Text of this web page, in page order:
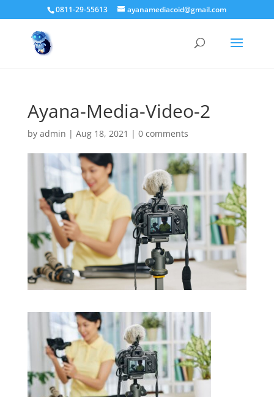
0811-29-55613 ayanamediacoid@gmail.com
Ayana-Media-Video-2
by admin | Aug 18, 2021 | 0 comments